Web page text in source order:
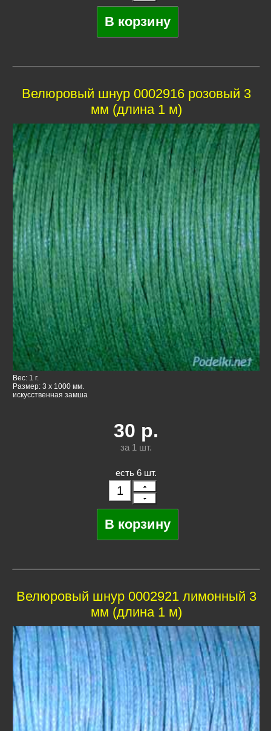
Велюровый шнур 0002916 розовый 3
мм (длина 1 м)
Вес: 1 г.
Размер: 3 x 1000 мм.
искусственная замша
30 р.
за 1 шт.
есть 6 шт.
Велюровый шнур 0002921 лимонный 3
мм (длина 1 м)